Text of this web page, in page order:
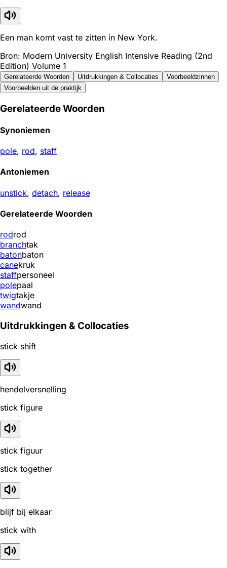
Een man komt vast te zitten in New York.
Bron: Modern University English Intensive Reading (2nd
Edition) Volume 1
Gerelateerde Woorden Uitdrukkingen & Collocaties
Voorbeeldzinnen
Voorbeelden uit de praktijk
Gerelateerde Woorden
Synoniemen
pole, rod, staff
Antoniemen
unstick, detach, release
Gerelateerde Woorden
rodrod
branchtak
batonbaton
canekruk
staffpersoneel
polepaal
twigtakje
wandwand
Uitdrukkingen & Collocaties
stick shift
hendelversnelling
stick figure
stick figuur
stick together
blijf bij elkaar
stick with